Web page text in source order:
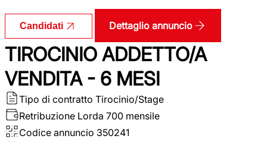
Candidati Dettaglio annuncio
TIROCINIO ADDETTO/A
VENDITA - 6 MESI
Tipo di contratto Tirocinio/Stage
Retribuzione Lorda 700 mensile
Codice annuncio 350241